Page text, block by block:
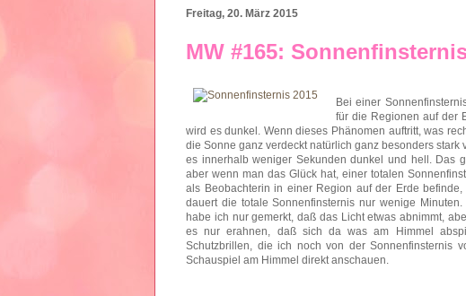
Freitag, 20. März 2015
MW #165:
Bei einer
für die Regionen auf der
wird es dunkel. Wenn dieses Phänomen auftritt, was
die Sonne ganz verdeckt natürlich ganz besonders stark
es innerhalb weniger Sekunden dunkel und hell. Das
aber wenn man das Glück hat, einer totalen
als Beobachterin in einer Region auf der Erde
dauert die totale Sonnenfinsternis nur wenige
habe ich nur gemerkt, daß das Licht etwas abnimmt,
es nur erahnen, daß sich da was am Himmel
Schutzbrillen, die ich noch von der Sonnenfinsternis
Schauspiel am Himmel direkt anschauen.